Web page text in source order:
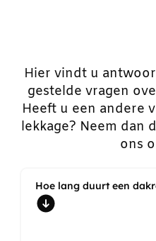
Hier vindt u
gestelde vragen
Heeft u een andere
lekkage? Neem dan
ons
Hoe lang duurt een